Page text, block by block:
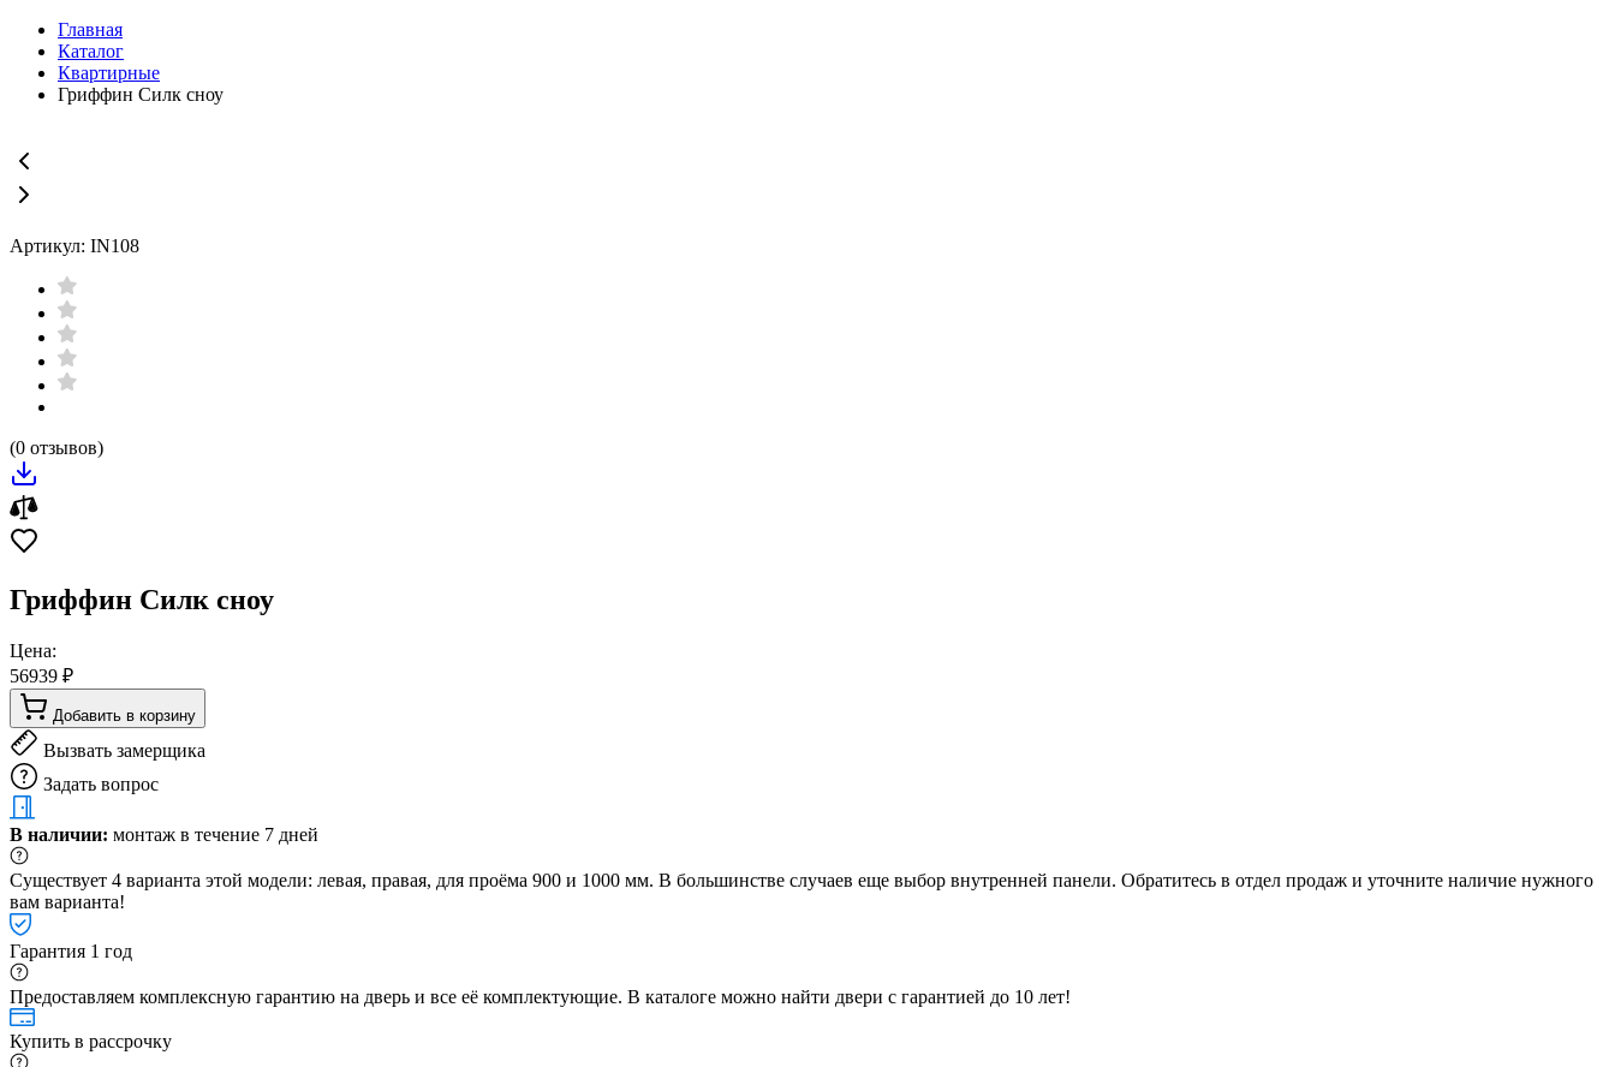
Главная
Каталог
Квартирные
Гриффин Силк сноу
Артикул: IN108
(0 отзывов)
Гриффин Силк сноу
Цена:
56939 ₽
Добавить в корзину
Вызвать замерщика
Задать вопрос
В наличии: монтаж в течение 7 дней
Существует 4 варианта этой модели: левая, правая, для проёма 900 и 1000 мм. В большинстве случаев еще выбор внутренней панели. Обратитесь в отдел продаж и уточните наличие нужного
вам варианта!
Гарантия 1 год
Предоставляем комплексную гарантию на дверь и все её комплектующие. В каталоге можно найти двери с гарантией до 10 лет!
Купить в рассрочку